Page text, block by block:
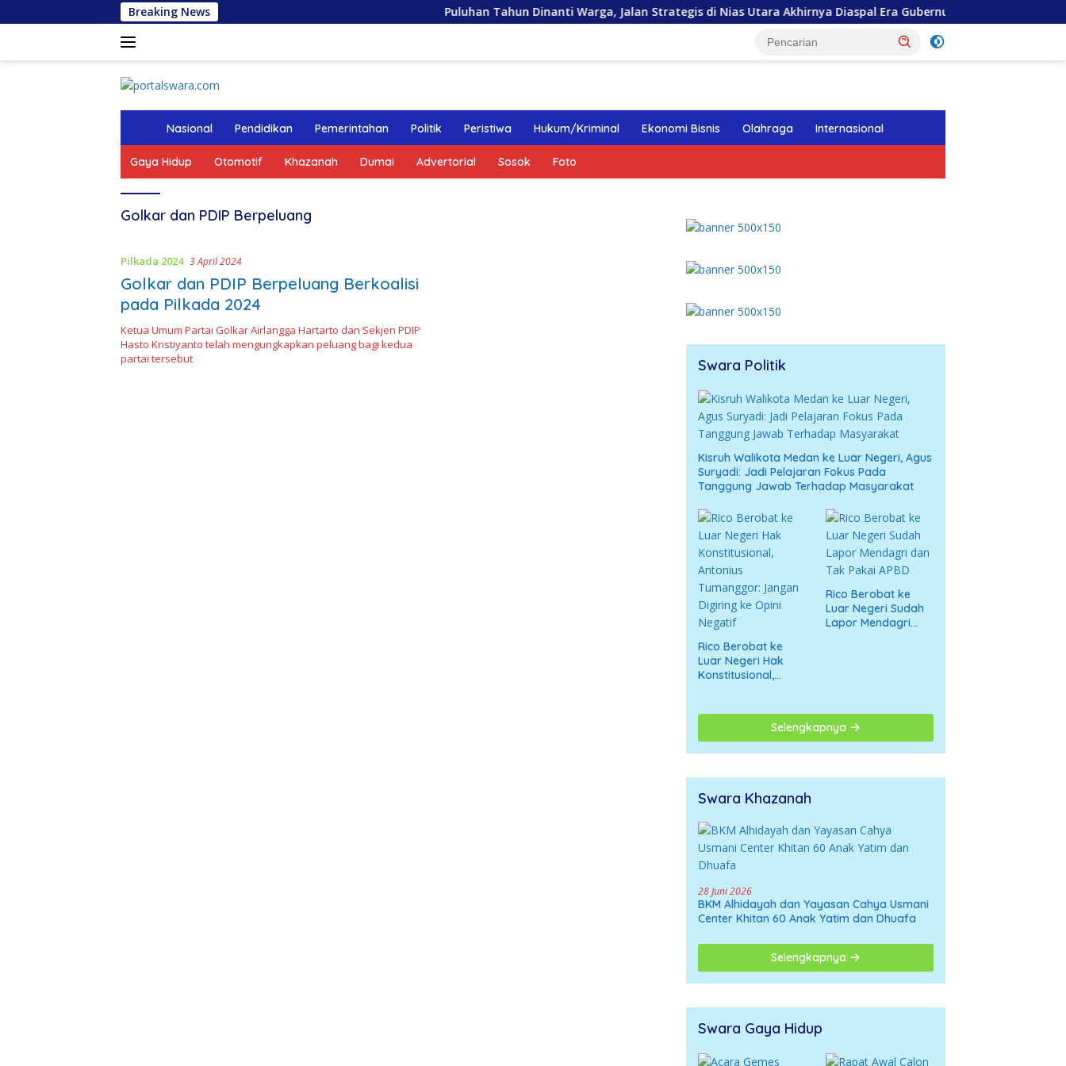
ke
Breaking News Puluhan Tahun Dinanti Warga, Jalan Strategis di Nias Utara Akhirnya Diaspal Era Gubernur Bobby
e
Nasional Pendidikan Pemerintahan Politik Peristiwa Hukum/Kriminal Ekonomi Bisnis Olahraga Internasional
Gaya Hidup Otomotif Khazanah Dumai Advertorial Sosok Foto
Golkar dan PDIP Berpeluang
Pilkada 2024 3 April 2024
Golkar dan PDIP Berpeluang Berkoalisi
pada Pilkada 2024
Ketua Umum Partai Golkar Airlangga Hartarto dan Sekjen PDIP
Hasto Kristiyanto telah mengungkapkan peluang bagi kedua
partai tersebut
Swara Politik
Kisruh Walikota Medan ke Luar Negeri, Agus
Suryadi: Jadi Pelajaran Fokus Pada
Tanggung Jawab Terhadap Masyarakat
Rico Berobat ke
Luar Negeri Hak
Konstitusional,
Digiring ke Opini
Rico Berobat ke
Luar Negeri Sudah
Lapor Mendagri
Selengkapnya
Swara Khazanah
28 Juni 2026
BKM Alhidayah dan Yayasan Cahya Usmani
Center Khitan 60 Anak Yatim dan Dhuafa
Selengkapnya
Swara Gaya Hidup